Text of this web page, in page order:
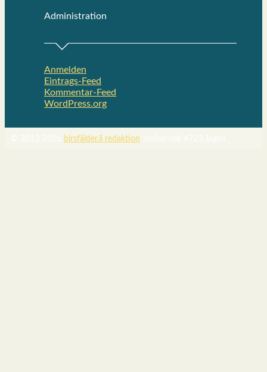
Admi­nis­tra­ti­on
Anmelden
Eintrags-Feed
Kommentar-Feed
WordPress.org
birsfälder.li redaktion